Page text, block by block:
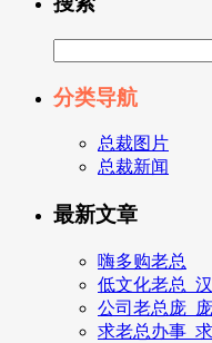
分类导航
总裁图片
总裁新闻
最新文章
嗨多购老总
低文化老总_
公司老总庞_
求老总办事_